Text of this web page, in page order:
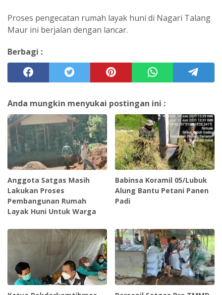
Proses pengecatan rumah layak huni di Nagari Talang
Maur ini berjalan dengan lancar.
Berbagi :
Anda mungkin menyukai postingan ini :
Anggota Satgas Masih
Lakukan Proses
Pembangunan Rumah
Layak Huni Untuk Warga
Babinsa Koramil 05/Lubuk
Alung Bantu Petani Panen
Padi